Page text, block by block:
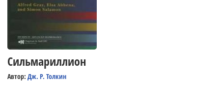
Сильмариллион
Автор: Дж. Р. Толкин